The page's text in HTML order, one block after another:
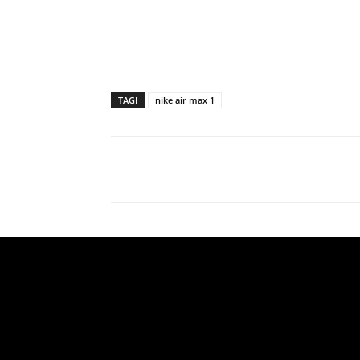
TAGI nike air max 1